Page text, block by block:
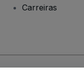
Carreiras